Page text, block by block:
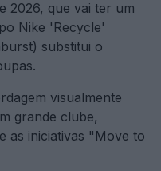
2026, que vai ter um
Nike 'Recycle'
substitui o
visualmente
grande clube,
as iniciativas "Move to